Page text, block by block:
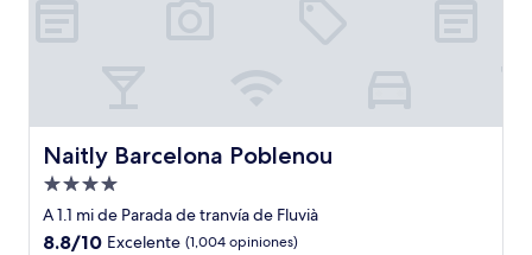
Naitly Barcelona Poblenou
Naitly Barcelona Poblenou
Propiedad
de
4.0
A 1.1 mi de Parada de tranvía de Fluvià
8.8
8.8/10 Excelente (1,004 opiniones)